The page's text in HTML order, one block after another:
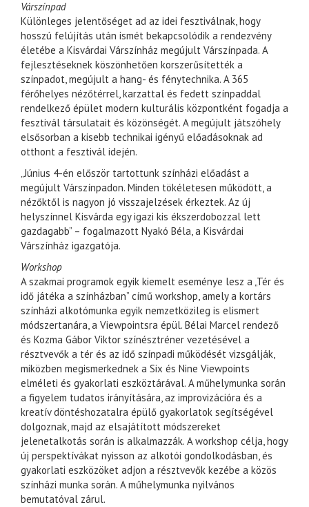
Várszínpad
Különleges jelentőséget ad az idei fesztiválnak, hogy
hosszú felújítás után ismét bekapcsolódik a rendezvény
életébe a Kisvárdai Várszínház megújult Várszínpada. A
fejlesztéseknek köszönhetően korszerűsítették a
színpadot, megújult a hang- és fénytechnika. A 365
férőhelyes nézőtérrel, karzattal és fedett színpaddal
rendelkező épület modern kulturális központként fogadja a
fesztivál társulatait és közönségét. A megújult játszóhely
elsősorban a kisebb technikai igényű előadásoknak ad
otthont a fesztivál idején.
„Június 4-én először tartottunk színházi előadást a
megújult Várszínpadon. Minden tökéletesen működött, a
nézőktől is nagyon jó visszajelzések érkeztek. Az új
helyszínnel Kisvárda egy igazi kis ékszerdobozzal lett
gazdagabb” – fogalmazott Nyakó Béla, a Kisvárdai
Várszínház igazgatója.
Workshop
A szakmai programok egyik kiemelt eseménye lesz a „Tér és
idő játéka a színházban” című workshop, amely a kortárs
színházi alkotómunka egyik nemzetközileg is elismert
módszertanára, a Viewpointsra épül. Bélai Marcel rendező
és Kozma Gábor Viktor színésztréner vezetésével a
résztvevők a tér és az idő színpadi működését vizsgálják,
miközben megismerkednek a Six és Nine Viewpoints
elméleti és gyakorlati eszköztárával. A műhelymunka során
a figyelem tudatos irányítására, az improvizációra és a
kreatív döntéshozatalra épülő gyakorlatok segítségével
dolgoznak, majd az elsajátított módszereket
jelenetalkotás során is alkalmazzák. A workshop célja, hogy
új perspektívákat nyisson az alkotói gondolkodásban, és
gyakorlati eszközöket adjon a résztvevők kezébe a közös
színházi munka során. A műhelymunka nyilvános
bemutatóval zárul.